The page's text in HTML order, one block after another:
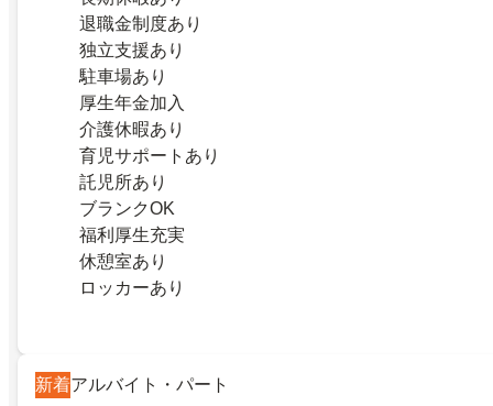
退職金制度あり
独立支援あり
駐車場あり
厚生年金加入
介護休暇あり
育児サポートあり
託児所あり
ブランクOK
福利厚生充実
休憩室あり
ロッカーあり
新着アルバイト・パート